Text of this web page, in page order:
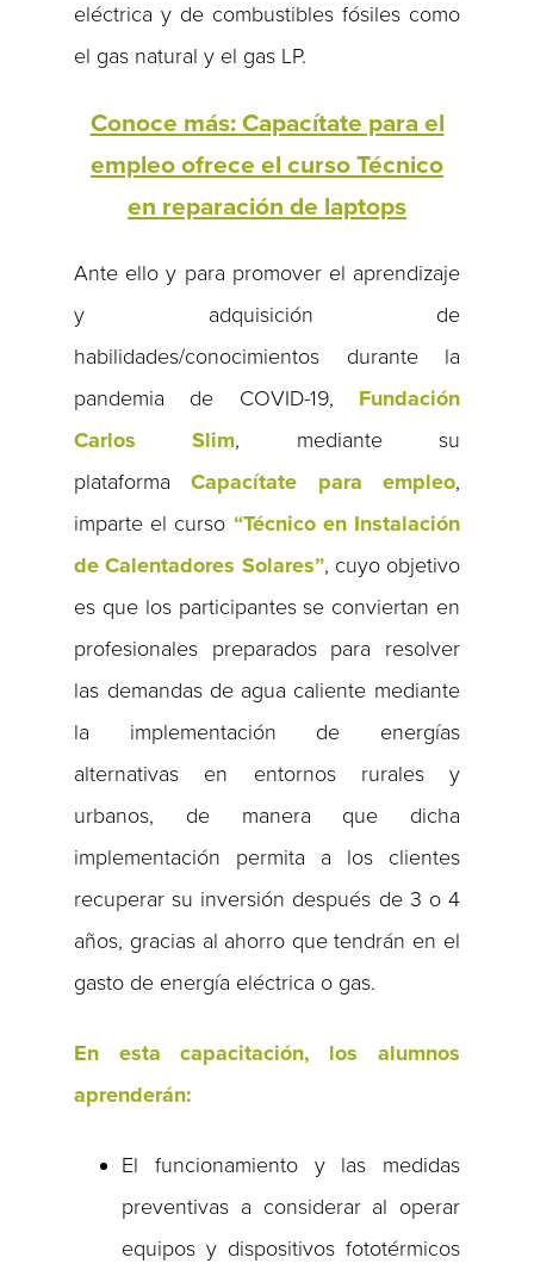
eléctrica y de combustibles fósiles como
el gas natural y el gas LP.
Conoce más: Capacítate para el
empleo ofrece el curso Técnico
en reparación de laptops
Ante ello y para promover el aprendizaje
y adquisición de
habilidades/conocimientos durante la
pandemia de COVID-19, Fundación
Carlos Slim, mediante su
plataformaCapacítate para empleo,
imparte el curso “Técnico en Instalación
de Calentadores Solares”, cuyo objetivo
es que los participantes se conviertan en
profesionales preparados para resolver
las demandas de agua caliente mediante
la implementación de energías
alternativas en entornos rurales y
urbanos, de manera que dicha
implementación permita a los clientes
recuperar su inversión después de 3 o 4
años, gracias al ahorro que tendrán en el
gasto de energía eléctrica o gas.
En esta capacitación, los alumnos
aprenderán:
El funcionamiento y las medidas
preventivas a considerar al operar
equipos y dispositivos fototérmicos